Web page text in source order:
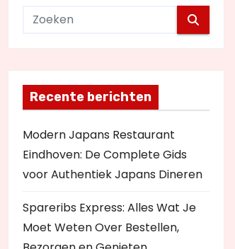
Recente berichten
Modern Japans Restaurant
Eindhoven: De Complete Gids
voor Authentiek Japans Dineren
Spareribs Express: Alles Wat Je
Moet Weten Over Bestellen,